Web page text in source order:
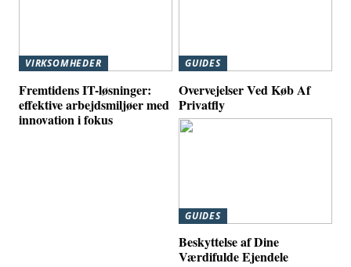
VIRKSOMHEDER
Fremtidens IT-løsninger:
effektive arbejdsmiljøer med
innovation i fokus
GUIDES
Overvejelser Ved Køb Af
Privatfly
GUIDES
Beskyttelse af Dine
Værdifulde Ejendele